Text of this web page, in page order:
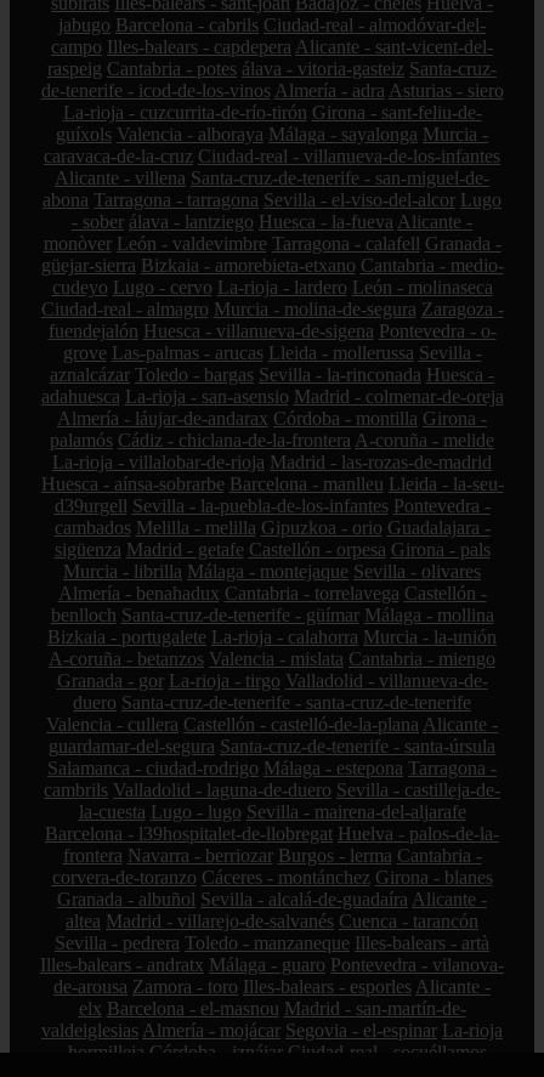
jabugo Barcelona - cabrils Ciudad-real - almodóvar-del-
campo Illes-balears - capdepera Alicante - sant-vicent-del-
raspeig Cantabria - potes álava - vitoria-gasteiz Santa-cruz-
de-tenerife - icod-de-los-vinos Almería - adra Asturias - siero
La-rioja - cuzcurrita-de-río-tirón Girona - sant-feliu-de-
guíxols Valencia - alboraya Málaga - sayalonga Murcia -
caravaca-de-la-cruz Ciudad-real - villanueva-de-los-infantes
Alicante - villena Santa-cruz-de-tenerife - san-miguel-de-
abona Tarragona - tarragona Sevilla - el-viso-del-alcor Lugo
- sober álava - lantziego Huesca - la-fueva Alicante -
monòver León - valdevimbre Tarragona - calafell Granada -
güejar-sierra Bizkaia - amorebieta-etxano Cantabria - medio-
cudeyo Lugo - cervo La-rioja - lardero León - molinaseca
Ciudad-real - almagro Murcia - molina-de-segura Zaragoza -
fuendejalón Huesca - villanueva-de-sigena Pontevedra - o-
grove Las-palmas - arucas Lleida - mollerussa Sevilla -
aznalcázar Toledo - bargas Sevilla - la-rinconada Huesca -
adahuesca La-rioja - san-asensio Madrid - colmenar-de-oreja
Almería - láujar-de-andarax Córdoba - montilla Girona -
palamós Cádiz - chiclana-de-la-frontera A-coruña - melide
La-rioja - villalobar-de-rioja Madrid - las-rozas-de-madrid
Huesca - aínsa-sobrarbe Barcelona - manlleu Lleida - la-seu-
d39urgell Sevilla - la-puebla-de-los-infantes Pontevedra -
cambados Melilla - melilla Gipuzkoa - orio Guadalajara -
sigüenza Madrid - getafe Castellón - orpesa Girona - pals
Murcia - librilla Málaga - montejaque Sevilla - olivares
Almería - benahadux Cantabria - torrelavega Castellón -
benlloch Santa-cruz-de-tenerife - güímar Málaga - mollina
Bizkaia - portugalete La-rioja - calahorra Murcia - la-unión
A-coruña - betanzos Valencia - mislata Cantabria - miengo
Granada - gor La-rioja - tirgo Valladolid - villanueva-de-
duero Santa-cruz-de-tenerife - santa-cruz-de-tenerife
Valencia - cullera Castellón - castelló-de-la-plana Alicante -
guardamar-del-segura Santa-cruz-de-tenerife - santa-úrsula
Salamanca - ciudad-rodrigo Málaga - estepona Tarragona -
cambrils Valladolid - laguna-de-duero Sevilla - castilleja-de-
la-cuesta Lugo - lugo Sevilla - mairena-del-aljarafe
Barcelona - l39hospitalet-de-llobregat Huelva - palos-de-la-
frontera Navarra - berriozar Burgos - lerma Cantabria -
corvera-de-toranzo Cáceres - montánchez Girona - blanes
Granada - albuñol Sevilla - alcalá-de-guadaíra Alicante -
altea Madrid - villarejo-de-salvanés Cuenca - tarancón
Sevilla - pedrera Toledo - manzaneque Illes-balears - artà
Illes-balears - andratx Málaga - guaro Pontevedra - vilanova-
de-arousa Zamora - toro Illes-balears - esporles Alicante -
elx Barcelona - el-masnou Madrid - san-martín-de-
valdeiglesias Almería - mojácar Segovia - el-espinar La-rioja
- hormilleja Córdoba - iznájar Ciudad-real - socuéllamos